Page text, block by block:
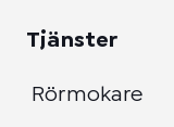
Tjänster
Rörmokare